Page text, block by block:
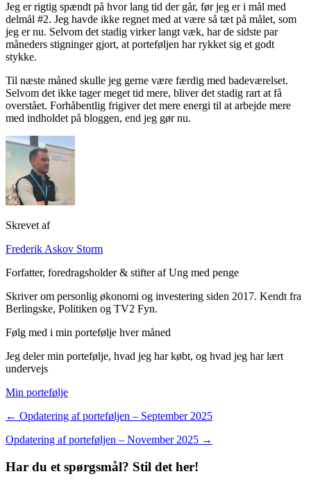
Jeg er rigtig spændt på hvor lang tid der går, før jeg er i mål med
delmål #2. Jeg havde ikke regnet med at være så tæt på målet, som
jeg er nu. Selvom det stadig virker langt væk, har de sidste par
måneders stigninger gjort, at porteføljen har rykket sig et godt
stykke.
Til næste måned skulle jeg gerne være færdig med badeværelset.
Selvom det ikke tager meget tid mere, bliver det stadig rart at få
overstået. Forhåbentlig frigiver det mere energi til at arbejde mere
med indholdet på bloggen, end jeg gør nu.
Skrevet af
Frederik Askov Storm
Forfatter, foredragsholder & stifter af Ung med penge
Skriver om personlig økonomi og investering siden 2017. Kendt fra
Berlingske, Politiken og TV2 Fyn.
Følg med i min portefølje hver måned
Jeg deler min portefølje, hvad jeg har købt, og hvad jeg har lært
undervejs
Min portefølje
← Opdatering af porteføljen – September 2025
Opdatering af porteføljen – November 2025 →
Har du et spørgsmål? Stil det her!